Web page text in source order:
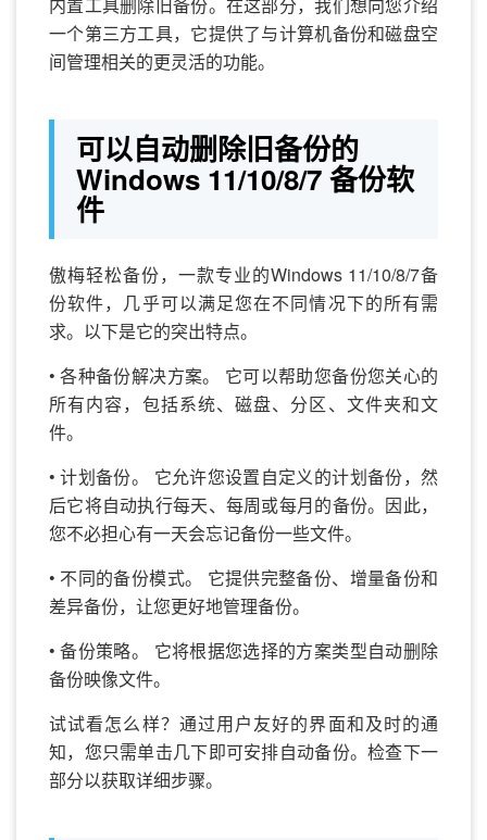
一个第三方工具，它提供了与计算机备份和磁盘空
间管理相关的更灵活的功能。
可以自动删除旧备份的
Windows 11/10/8/7 备份软
件
傲梅轻松备份，一款专业的Windows 11/10/8/7备
份软件，几乎可以满足您在不同情况下的所有需
求。以下是它的突出特点。
• 各种备份解决方案。 它可以帮助您备份您关心的
所有内容，包括系统、磁盘、分区、文件夹和文
件。
• 计划备份。 它允许您设置自定义的计划备份，然
后它将自动执行每天、每周或每月的备份。因此，
您不必担心有一天会忘记备份一些文件。
• 不同的备份模式。 它提供完整备份、增量备份和
差异备份，让您更好地管理备份。
• 备份策略。 它将根据您选择的方案类型自动删除
备份映像文件。
试试看怎么样？通过用户友好的界面和及时的通
知，您只需单击几下即可安排自动备份。检查下一
部分以获取详细步骤。